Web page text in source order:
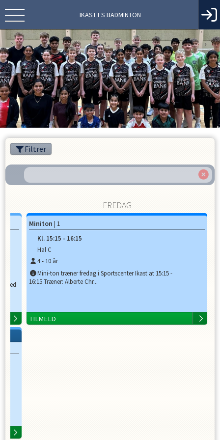
IKAST FS BADMINTON
Filtrer
FREDAG
Miniton | 1
Kl. 15:15 - 16:15
Hal C
4- 10år
Mini-ton træner fredag i Sportscenter Ikast at 15:15 -
16:15 Træner: Alberte Chr...
TILMELD